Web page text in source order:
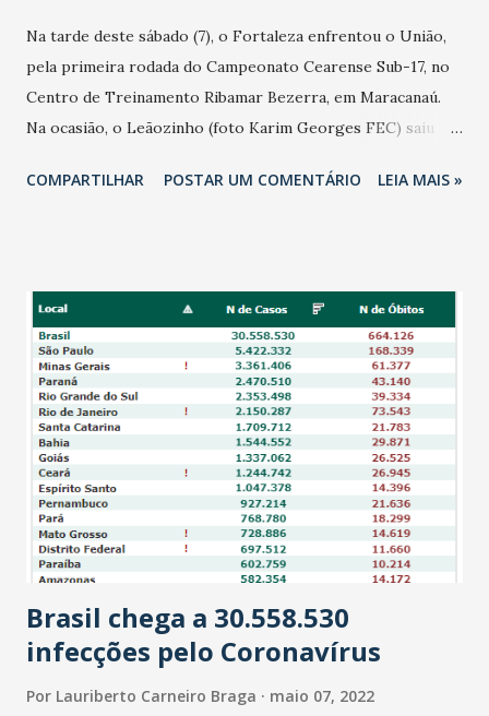
Na tarde deste sábado (7), o Fortaleza enfrentou o União,
pela primeira rodada do Campeonato Cearense Sub-17, no
Centro de Treinamento Ribamar Bezerra, em Maracanaú.
Na ocasião, o Leãozinho (foto Karim Georges FEC) saiu
Renato e Hemerson marcaram para o Fortaleza.. A primeira
erro da zaga adversária, o lateral foi mais rápido que todo
mundo e com um leve toque encobriu o adversário para
inaugurar o marcador. Não demorou muito para o
Fortaleza ampliar a vantagem, com uma forte pressão na
saída de bola adversária, Arthur roubou a bola e quando
partia para o cruzamento sofreu falta. Após cobrança de
falta de Vitinho, Diego Horta se antecipou à zaga
adversária e desviou para o fundo das redes, marcando seu
segundo gol na partida. Ainda no primeiro tempo o
Leãozinho...
COMPARTILHAR POSTAR UM COMENTÁRIO LEIA MAIS »
Brasil chega a 30.558.530
infecções pelo Coronavírus
Por Lauriberto Carneiro Braga maio 07, 2022